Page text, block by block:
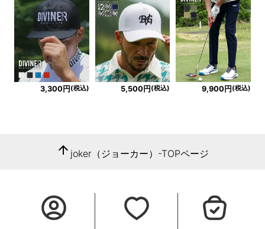
3,300円 (税込) 5,500円 (税込) 9,900円 (税込)
arrow_upward joker（ジョーカー）-TOPページ